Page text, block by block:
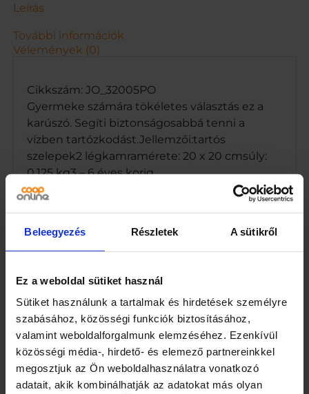
Beleegyezés Részletek A sütikről
Ez a weboldal sütiket használ
Sütiket használunk a tartalmak és hirdetések személyre
szabásához, közösségi funkciók biztosításához,
valamint weboldalforgalmunk elemzéséhez. Ezenkívül
közösségi média-, hirdető- és elemező partnereinkkel
megosztjuk az Ön weboldalhasználatra vonatkozó
adatait, akik kombinálhatják az adatokat más olyan
m
,
3
6
v
e
s
k
o
g
n
y
s
é
g
Leírás
További információk
Vélemények (0)
Cikkszám: JO_32005PO
Gyermeke számára tökéletes választás ez a
karúszó. Segíti biztonságosabbá tenni a
vízben tartózkodást.Jellemzői:tartós
szelepek2 légkamramérete: 20 x 20 cmsúly:
0,125 kg3 – 6 éves korig